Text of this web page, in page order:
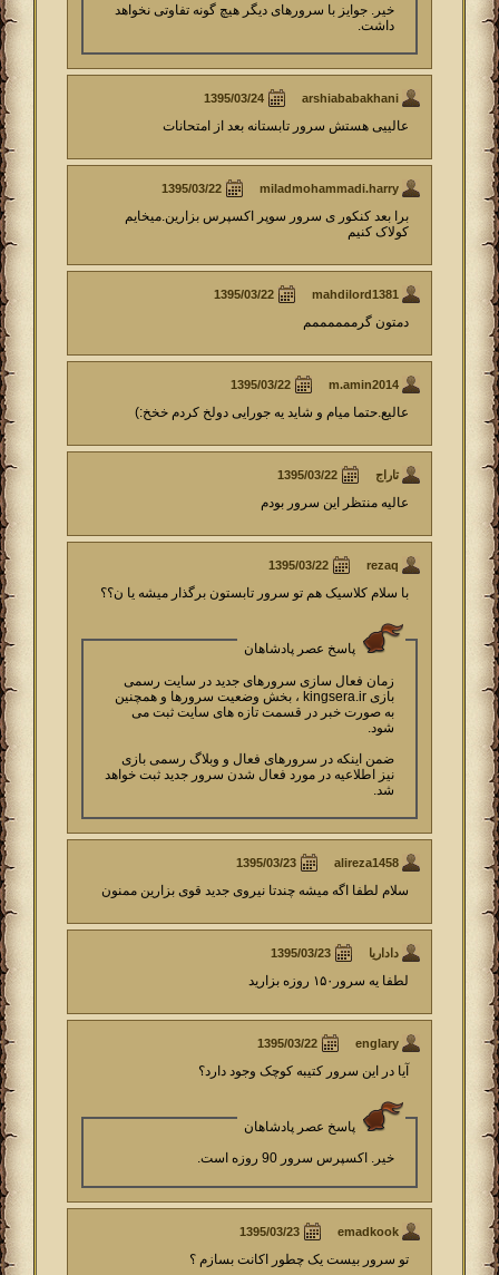
خیر. جوایز با سرورهای دیگر هیچ گونه تفاوتی نخواهد
داشت.
arshiababakhani
عالییی هستش سرور تابستانه بعد از امتحانات
miladmohammadi.harry
برا بعد کنکور ی سرور سوپر اکسپرس بزارین.میخایم
کولاک کنیم
mahdilord1381
دمتون گرممممممم
m.amin2014
عالیع.حتما میام و شاید یه جورایی دولخ کردم خخخ:)
تاراج
عالیه منتظر این سرور بودم
rezaq
با سلام کلاسیک هم تو سرور تابستون برگذار میشه یا ن؟؟
پاسخ عصر پادشاهان
زمان فعال سازی سرورهای جدید در سایت رسمی
بازی kingsera.ir ، بخش وضعیت سرورها و همچنین
به صورت خبر در قسمت تازه های سایت ثبت می
شود.
ضمن اینکه در سرورهای فعال و وبلاگ رسمی بازی
نیز اطلاعیه در مورد فعال شدن سرور جدید ثبت خواهد
شد.
alireza1458
سلام لطفا اگه میشه چندتا نیروی جدید قوی بزارین ممنون
داداریا
لطفا یه سرور۱۵۰ روزه بزارید
englary
آیا در این سرور کتیبه کوچک وجود دارد؟
پاسخ عصر پادشاهان
خیر. اکسپرس سرور 90 روزه است.
emadkook
تو سرور بیست یک چطور اکانت بسازم ؟